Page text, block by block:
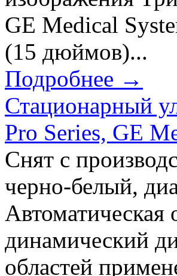
GE Medical
(15 дюймов)...
Подробнее →
Стационарный
Pro Series, GE
Снят с
черно-белый,
динамический
областей